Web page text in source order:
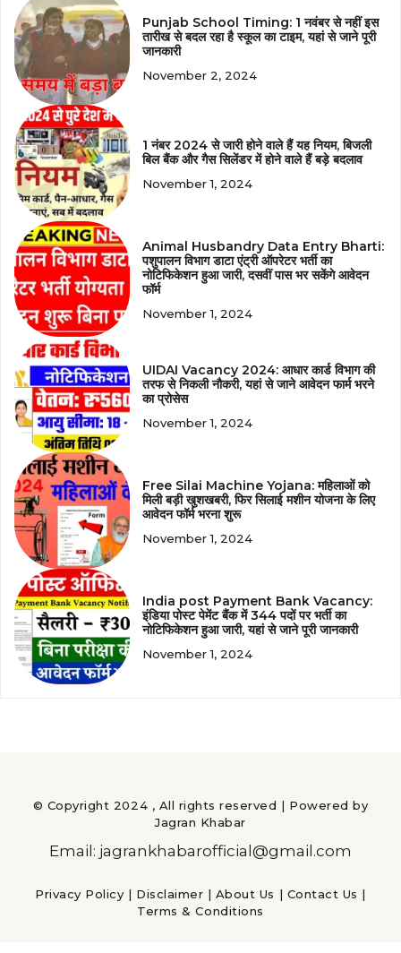
Punjab School Timing: 1 नवंबर से नहीं इस
तारीख से बदल रहा है स्कूल का टाइम, यहां से जाने पूरी
जानकारी
November 2, 2024
1 नंबर 2024 से जारी होने वाले हैं यह नियम, बिजली
बिल बैंक और गैस सिलेंडर में होने वाले हैं बड़े बदलाव
November 1, 2024
Animal Husbandry Data Entry Bharti:
पशुपालन विभाग डाटा एंट्री ऑपरेटर भर्ती का
नोटिफिकेशन हुआ जारी, दसवीं पास भर सकेंगे आवेदन
फॉर्म
November 1, 2024
UIDAI Vacancy 2024: आधार कार्ड विभाग की
तरफ से निकली नौकरी, यहां से जाने आवेदन फार्म भरने
का प्रोसेस
November 1, 2024
Free Silai Machine Yojana: महिलाओं को
मिली बड़ी खुशखबरी, फिर सिलाई मशीन योजना के लिए
आवेदन फॉर्म भरना शुरू
November 1, 2024
India post Payment Bank Vacancy:
इंडिया पोस्ट पेमेंट बैंक में 344 पदों पर भर्ती का
नोटिफिकेशन हुआ जारी, यहां से जाने पूरी जानकारी
November 1, 2024
© Copyright 2024 , All rights reserved | Powered by
Jagran Khabar
Email: jagrankhabarofficial@gmail.com
Privacy Policy | Disclaimer | About Us | Contact Us |
Terms & Conditions